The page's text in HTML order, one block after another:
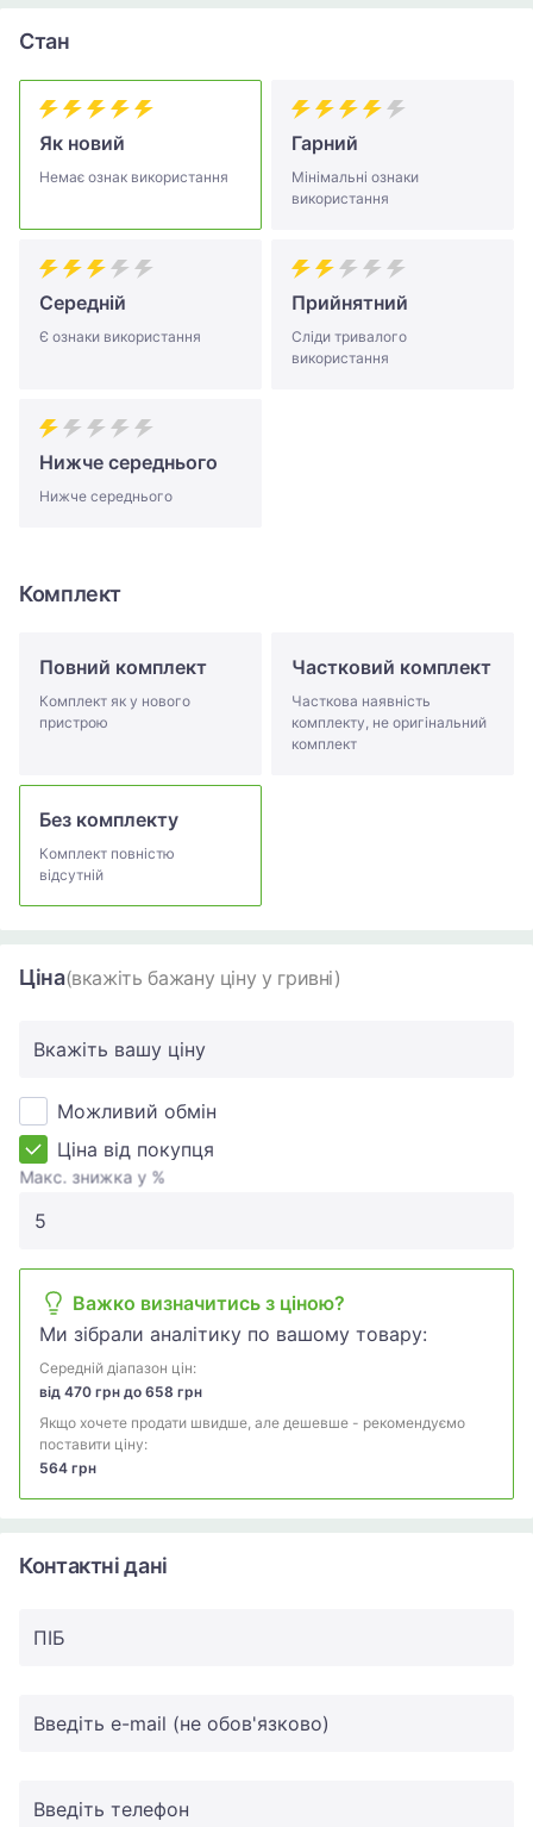
Стан
Як новий
Немає ознак використання
Гарний
Мінімальні ознаки
використання
Середній
Є ознаки використання
Прийнятний
Сліди тривалого
використання
Нижче середнього
Нижче середнього
Комплект
Повний комплект
Комплект як у нового
пристрою
Частковий комплект
Часткова наявність
комплекту, не оригінальний
комплект
Без комплекту
Комплект повністю
відсутній
Ціна(вкажіть бажану ціну у гривні)
Вкажіть вашу ціну
Можливий обмін
Ціна від покупця
Макс. знижка у %
Важко визначитись з ціною?
Ми зібрали аналітику по вашому товару:
Середній діапазон цін:
від 470 грн до 658 грн
Якщо хочете продати швидше, але дешевше - рекомендуємо
поставити ціну:
564 грн
Контактні дані
ПIБ
Введіть e-mail (не обов'язково)
Введіть телефон